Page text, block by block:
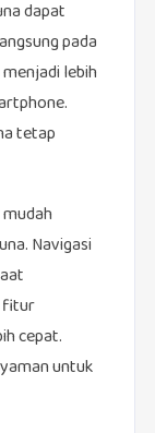
dapat
pada
lebih
tetap
Navigasi
fitur
cepat.
untuk